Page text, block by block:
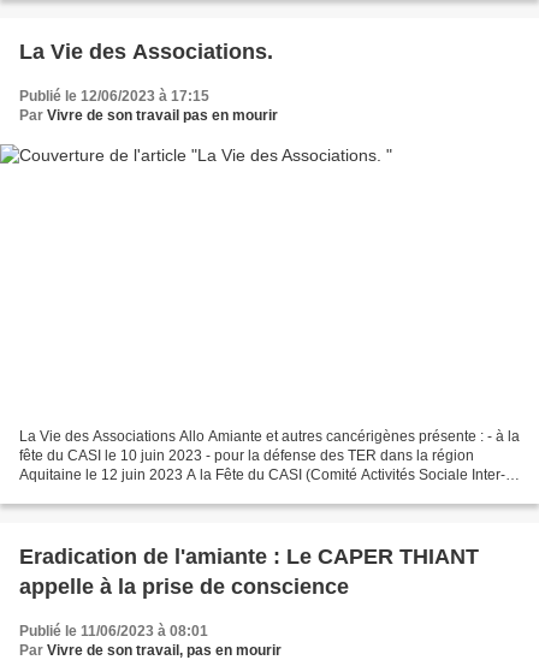
La Vie des Associations.
Publié le 12/06/2023 à 17:15
Par Vivre de son travail pas en mourir
La Vie des Associations Allo Amiante et autres cancérigènes présente : - à la
fête du CASI le 10 juin 2023 - pour la défense des TER dans la région
Aquitaine le 12 juin 2023 A la Fête du CASI (Comité Activités Sociale Inter-
Eradication de l'amiante : Le CAPER THIANT
appelle à la prise de conscience
Publié le 11/06/2023 à 08:01
Par Vivre de son travail, pas en mourir